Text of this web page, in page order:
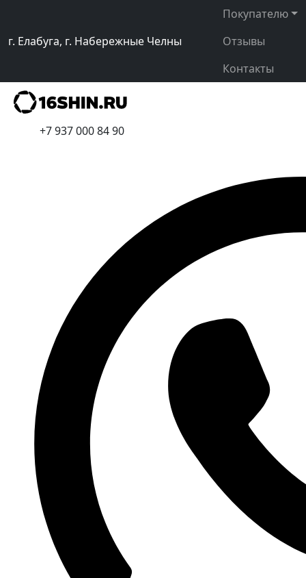
г. Елабуга, г. Набережные Челны
Покупателю
Отзывы
Контакты
+7 937 000 84 90